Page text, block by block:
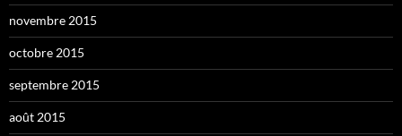
novembre 2015
octobre 2015
septembre 2015
août 2015